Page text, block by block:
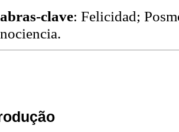
clave: Felicidad;
.